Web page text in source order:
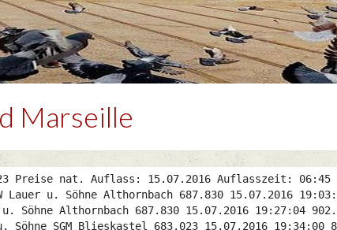
Marseille
817.674 33 5104 15 270 W Bixler + Heist Pirmasens 689.165 15.07.2016 20:48:00 817.515 34 5163 13 28 Streb + Sohn Merzalben 697.372 15.07.2016 20:58:15 817.313 35 4900 14 173 Kipp und Söhne Althornbach 687.693 15.07.2016 20:46:40 817.061 36 0709 15 1121 W Thomann +Spitzbarth Walsheim 680.990 15.07.2016 20:43:03 812.589 37 6565 13 1279 W Ernst + Sohn Winterbach 699.057 15.07.2016 21:06:21 811.583 38 7946 13 808 Schnepp Erwin Niederwürzbach 687.730 15.07.2016 20:52:35 811.401 39 4900 13 516 Kipp und Söhne Althornbach 687.693 15.07.2016 20:58:16 805.953 40 8165 14 534 Lanzerath Reinhold Berg 832.702 16.07.2016 06:31:30 801.831 41 0709 15 1103 Thomann +Spitzbarth Walsheim 680.990 15.07.2016 20:58:25 17:14:41 42 5286 15 203 Leßmeister Lothar Hütschenhausen 713.350 15.07.2016 21:45:01 17:20:50 43 5082 15 176 W Kessler Hans Weselberg 704.993 15.07.2016 21:36:13 17:22:29 44 6565 14 183 Ernst + Sohn Winterbach 699.057 15.07.2016 21:39:02 17:32:43 45 7505 15 168 Lauer u. Söhne Althornbach 687.830 15.07.2016 21:26:31 17:34:14 46 5286 11 1226 W Stach H.S.Team Bruchmühlbach 708.860 15.07.2016 21:59:18 17:40:44 47 6348 14 949 Freialdenhofen+Söhne Aldenhoven 870.418 16.07.2016 07:37:07 17:43:36 48 4360 15 89 Eßer Herm.-Jos.+Fran Erkelenz 885.272 16.07.2016 07:55:50 17:43:45 49 0709 15 1245 W Rutz u. Söhne SGM Blieskastel 683.023 15.07.2016 21:34:39 17:48:22 50 8106 14 529 W Koers Karl-Heinz Mandelbachtal 682.976 15.07.2016 21:48:35 18:02:22 51 0709 11 18 Thomann +Spitzbarth Walsheim 680.990 15.07.2016 21:51:39 18:07:55 52 0709 14 267 Thomann +Spitzbarth Walsheim 680.990 15.07.2016 21:52:19 18:08:35 53 0478 14 1674 W Schmidt Michael Kall-Wahlen 822.682 16.07.2016 07:02:32 18:08:41 54 6535 14 561 W Wilpers Hendrik Ahaus-Altstätte 1006.478 16.07.2016 10:57:48 18:14:12 55 1301 13 239 Plum K.-H.+K.J. Frelenberg 871.905 16.07.2016 08:20:01 18:24:38 56 1063 13 1335 W Hermes Uwe Hamm 862.650 16.07.2016 08:14:01 18:30:12 57 2543 14 734 Opladen SG Alsdorf 862.681 16.07.2016 08:18:35 18:34:44 58 2829 14 359 W Mahnke Dirk Geseke 970.884 16.07.2016 10:41:00 18:41:54 59 1301 11 2 Plum K.-H.+K.J. Frelenberg 871.905 16.07.2016 08:50:54 18:55:31 60 1186 12 143 Emser Wolfgang Homburg-Saar 702.741